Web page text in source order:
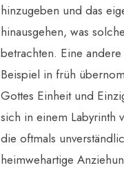
hinzugeben und das
hinausgehen, was
betrachten. Eine
Beispiel in früh
Gottes Einheit und
sich in einem Labyrinth
die oftmals
heimwehartige